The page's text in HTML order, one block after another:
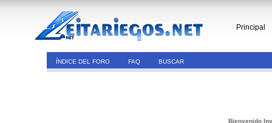
Principal
ÍNDICE DEL FORO FAQ BUSCAR
Bienvenido